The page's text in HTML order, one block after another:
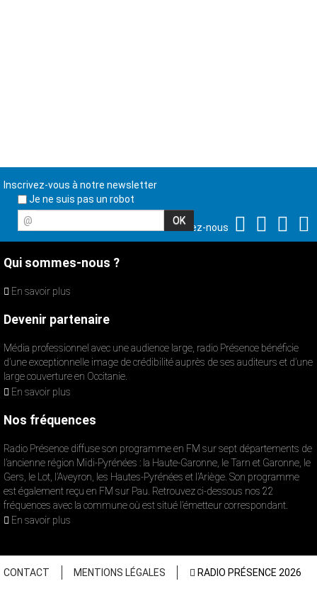
Inscrivez-vous à notre newsletter
Je ne suis pas un robot
@
Suivez-nous
Qui sommes-nous ?
En savoir plus
Devenir partenaire
Média professionnel avec une audience large, radio Présence bénéficie
d’une exceptionnelle image de crédibilité auprès de ses auditeurs et d’une
large couverture en Occitanie.
En savoir plus
Nos fréquences
Radio Présence diffuse son programme en FM sur sept départements de
l’ancienne région Midi-Pyrénées : la Haute-Garonne, le Tarn et Garonne, le
Gers, le Lot, l’Aveyron, les Hautes-Pyrénées et l’Ariège. Son programme
est également reçu en FM sur Pau. Retrouvez ci-dessous nos 22
fréquences avec la commune où est situé l’émetteur correspondant.
En savoir plus
CONTACT MENTIONS LÉGALES RADIO PRÉSENCE 2026